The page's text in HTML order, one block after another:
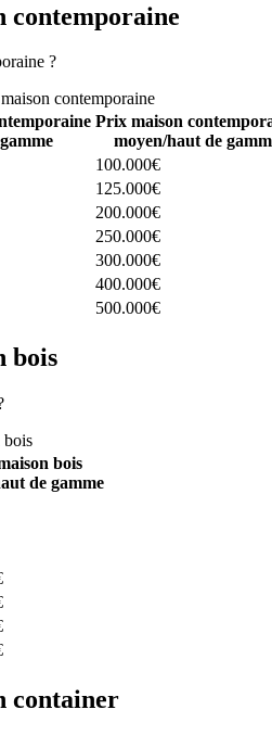
contemporaine
?
contemporaine
Prix maison
moyen/haut de
100.000€
125.000€
200.000€
250.000€
300.000€
400.000€
500.000€
bois
bois
bois
de gamme
container